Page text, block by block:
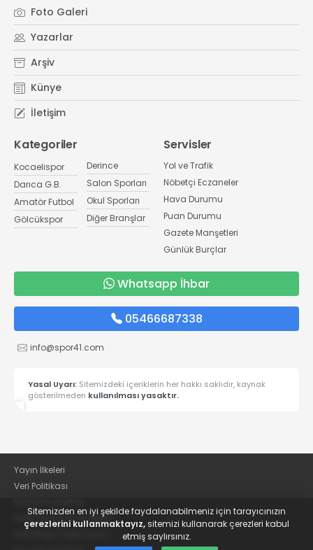
Foto Galeri
Yazarlar
Arşiv
Künye
İletişim
Kategoriler
Kocaelispor
Darıca G.B.
Amatör Futbol
Gölcükspor
Derince
Salon Sporları
Okul Sporları
Diğer Branşlar
Servisler
Yol ve Trafik
Nöbetçi Eczaneler
Hava Durumu
Puan Durumu
Gazete Manşetleri
Günlük Burçlar
Whatsapp İhbar
05466687338
info@spor41.com
Yasal Uyarı: Sitemizdeki içeriklerin her hakkı saklıdır, kaynak
gösterilmeden kullanılması yasaktır.
Yayın İlkeleri
Veri Politikası
KVKK Aydınlatma Metni
Sitemizden en iyi şekilde faydalanabilmeniz için tarayıcınızın
çerezlerini kullanmaktayız,sitemizi kullanarak çerezleri kabul
etmiş saylırsınız.